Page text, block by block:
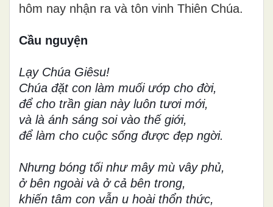
hôm nay nhận ra và tôn vinh Thiên Chúa.
Cầu nguyện
Lạy Chúa Giêsu!
Chúa đặt con làm muối ướp cho đời,
để cho trần gian này luôn tươi mới,
và là ánh sáng soi vào thế giới,
để làm cho cuộc sống được đẹp ngời.
Nhưng bóng tối như mây mù vây phủ,
ở bên ngoài và ở cả bên trong,
khiến tâm con vẫn u hoài thổn thức,